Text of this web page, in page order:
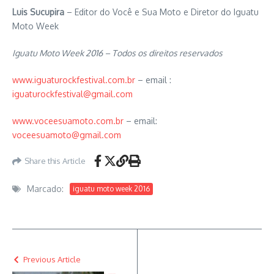
Luis Sucupira – Editor do Você e Sua Moto e Diretor do Iguatu
Moto Week
Iguatu Moto Week 2016 – Todos os direitos reservados
www.iguaturockfestival.com.br – email :
iguaturockfestival@gmail.com
www.voceesuamoto.com.br – email:
voceesuamoto@gmail.com
Share this Article
Marcado: iguatu moto week 2016
Previous Article